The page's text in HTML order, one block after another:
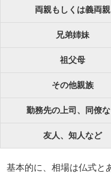
両親もしくは義両親
兄弟姉妹
祖父母
その他親族
勤務先の上司、同僚
友人、知人など
基本的に、相場は仏式と